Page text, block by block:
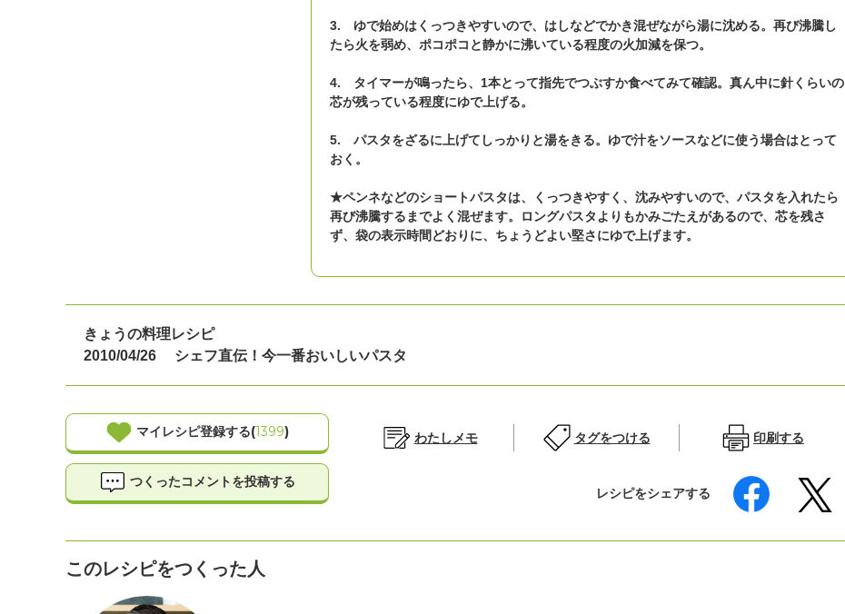
3. ゆで始めはくっつきやすいので、はしなどでかき混ぜながら湯に沈める。再び沸騰し
たら火を弱め、ポコポコと静かに沸いている程度の火加減を保つ。
4. タイマーが鳴ったら、1本とって指先でつぶすか食べてみて確認。真ん中に針くらいの
芯が残っている程度にゆで上げる。
5. パスタをざるに上げてしっかりと湯をきる。ゆで汁をソースなどに使う場合はとって
おく。
★ペンネなどのショートパスタは、くっつきやすく、沈みやすいので、パスタを入れたら
再び沸騰するまでよく混ぜます。ロングパスタよりもかみごたえがあるので、芯を残さ
ず、袋の表示時間どおりに、ちょうどよい堅さにゆで上げます。
きょうの料理レシピ
2010/04/26
シェフ直伝！今一番おいしいパスタ
マイレシピ登録する(1399)
つくったコメントを投稿する
わたしメモ タグをつける 印刷する
レシピをシェアする
このレシピをつくった人